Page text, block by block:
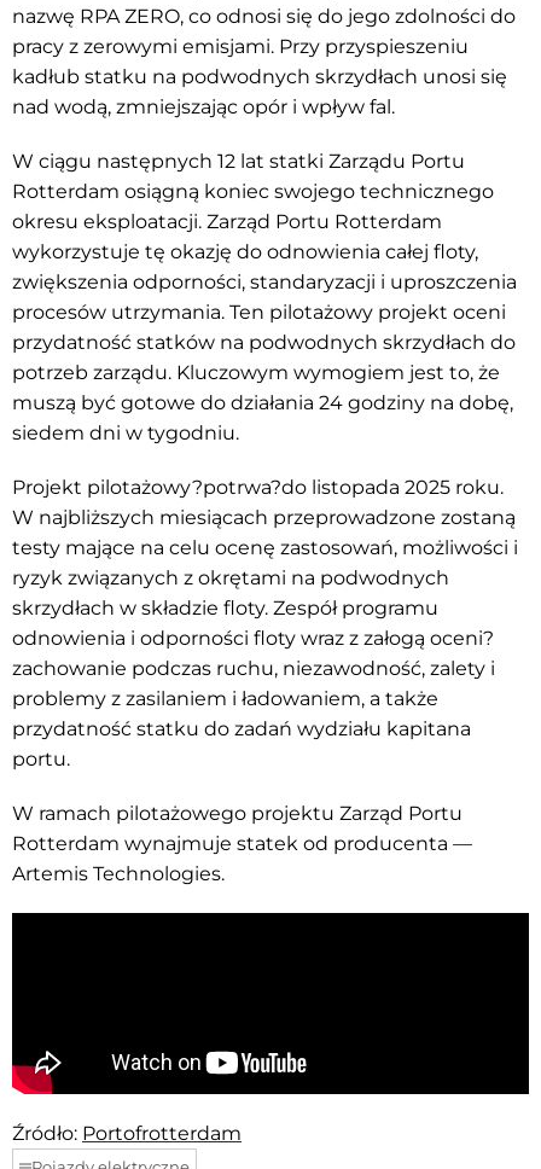
nazwę RPA ZERO, co odnosi się do jego zdolności do
pracy z zerowymi emisjami. Przy przyspieszeniu
kadłub statku na podwodnych skrzydłach unosi się
nad wodą, zmniejszając opór i wpływ fal.
W ciągu następnych 12 lat statki Zarządu Portu
Rotterdam osiągną koniec swojego technicznego
okresu eksploatacji. Zarząd Portu Rotterdam
wykorzystuje tę okazję do odnowienia całej floty,
zwiększenia odporności, standaryzacji i uproszczenia
procesów utrzymania. Ten pilotażowy projekt oceni
przydatność statków na podwodnych skrzydłach do
potrzeb zarządu. Kluczowym wymogiem jest to, że
muszą być gotowe do działania 24 godziny na dobę,
siedem dni w tygodniu.
Projekt pilotażowy?potrwa?do listopada 2025 roku.
W najbliższych miesiącach przeprowadzone zostaną
testy mające na celu ocenę zastosowań, możliwości i
ryzyk związanych z okrętami na podwodnych
skrzydłach w składzie floty. Zespół programu
odnowienia i odporności floty wraz z załogą oceni?
zachowanie podczas ruchu, niezawodność, zalety i
problemy z zasilaniem i ładowaniem, a także
przydatność statku do zadań wydziału kapitana
portu.
W ramach pilotażowego projektu Zarząd Portu
Rotterdam wynajmuje statek od producenta —
Artemis Technologies.
Źródło: Portofrotterdam